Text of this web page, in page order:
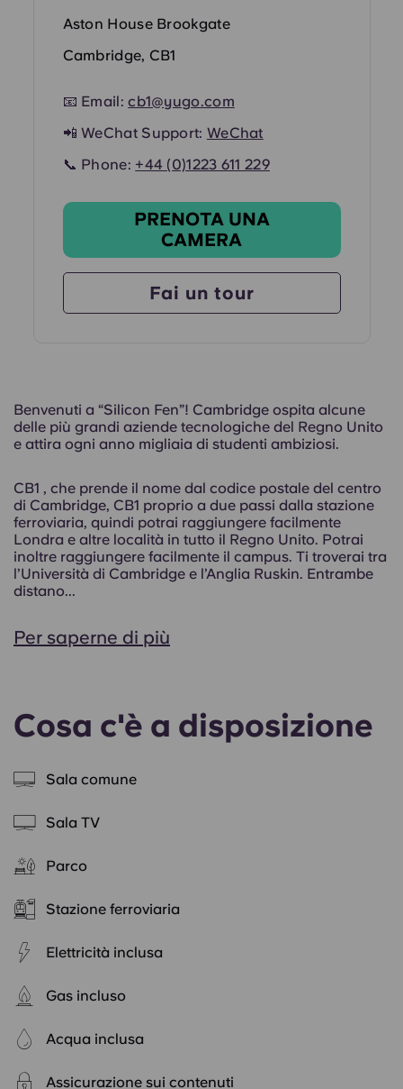
Benvenuti a “Silicon Fen”! Cambridge ospita alcune
delle più grandi aziende tecnologiche del Regno Unito
e attira ogni anno migliaia di studenti ambiziosi.
CB1 , che prende il nome dal codice postale del centro
di Cambridge, CB1 proprio a due passi dalla stazione
ferroviaria, quindi potrai raggiungere facilmente
Londra e altre località in tutto il Regno Unito. Potrai
inoltre raggiungere facilmente il campus. Ti troverai tra
l’Università di Cambridge e l’Anglia Ruskin. Entrambe
distano...
Per saperne di più
Cosa c'è a disposizione
Sala comune
Sala TV
Parco
Stazione ferroviaria
Elettricità inclusa
Gas incluso
Acqua inclusa
Assicurazione sui contenuti
Aston House Brookgate
Cambridge, CB1
📧 Email:cb1@yugo.com
📲 WeChat Support: WeChat
📞 Phone: +44 (0)1223 611 229
PRENOTA UNA
CAMERA
Fai un tour